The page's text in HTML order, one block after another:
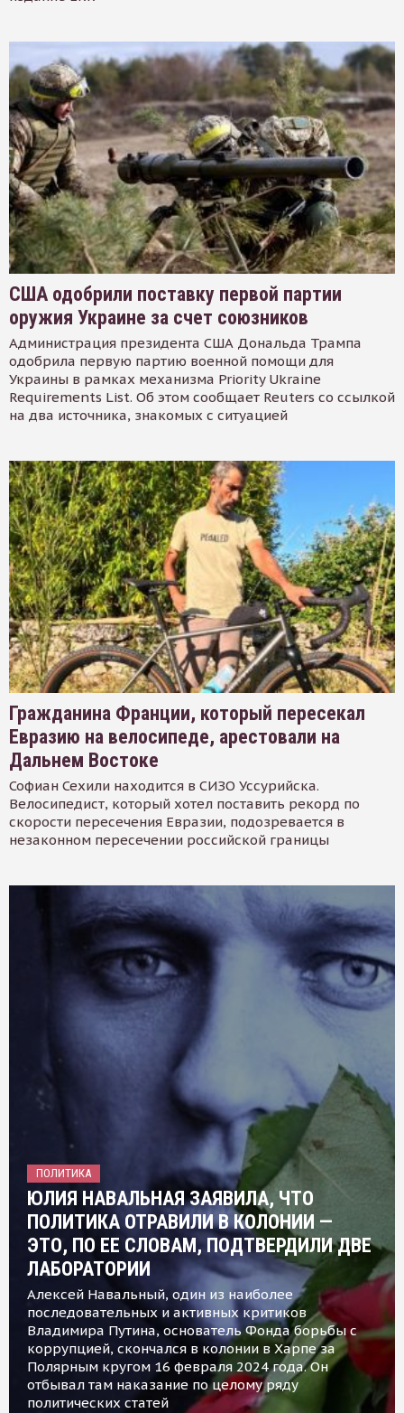
США одобрили поставку первой партии
оружия Украине за счет союзников
Администрация президента США Дональда Трампа
одобрила первую партию военной помощи для
Украины в рамках механизма Priority Ukraine
Requirements List. Об этом сообщает Reuters со ссылкой
на два источника, знакомых с ситуацией
Гражданина Франции, который пересекал
Евразию на велосипеде, арестовали на
Дальнем Востоке
Софиан Сехили находится в СИЗО Уссурийска.
Велосипедист, который хотел поставить рекорд по
скорости пересечения Евразии, подозревается в
незаконном пересечении российской границы
ПОЛИТИКА
ЮЛИЯ НАВАЛЬНАЯ ЗАЯВИЛА, ЧТО
ПОЛИТИКА ОТРАВИЛИ В КОЛОНИИ —
ЭТО, ПО ЕЕ СЛОВАМ, ПОДТВЕРДИЛИ ДВЕ
ЛАБОРАТОРИИ
Алексей Навальный, один из наиболее
последовательных и активных критиков
Владимира Путина, основатель Фонда борьбы с
коррупцией, скончался в колонии в Харпе за
Полярным кругом 16 февраля 2024 года. Он
отбывал там наказание по целому ряду
политических статей